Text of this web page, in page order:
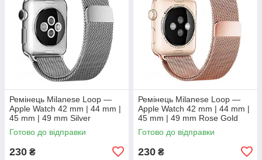
Ремінець Milanese Loop —
Apple Watch 42 mm | 44 mm |
45 mm | 49 mm Silver
Готово до відправки
230 ₴
Ремінець Milanese Loop —
Apple Watch 42 mm | 44 mm |
45 mm | 49 mm Rose Gold
Готово до відправки
230 ₴